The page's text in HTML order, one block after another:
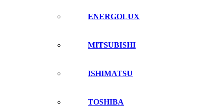
ENERGOLUX
MITSUBISHI
ISHIMATSU
TOSHIBA